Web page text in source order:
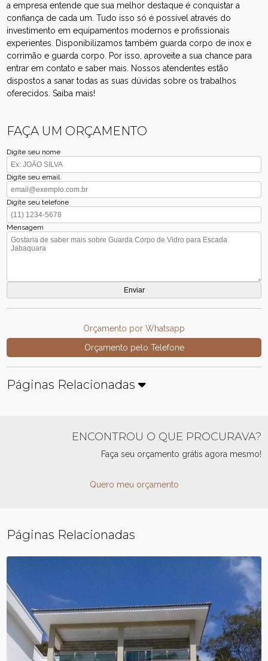
a empresa entende que sua melhor destaque é conquistar a
confiança de cada um. Tudo isso só é possível através do
investimento em equipamentos modernos e profissionais
experientes. Disponibilizamos também guarda corpo de inox e
corrimão e guarda corpo. Por isso, aproveite a sua chance para
entrar em contato e saber mais. Nossos atendentes estão
dispostos a sanar todas as suas dúvidas sobre os trabalhos
oferecidos. Saiba mais!
FAÇA UM ORÇAMENTO
Digite seu nome
Digite seu email
Digite seu telefone
Mensagem
Orçamento por Whatsapp
Orçamento pelo Telefone
Páginas Relacionadas
ENCONTROU O QUE PROCURAVA?
Faça seu orçamento grátis agora mesmo!
Quero meu orçamento
Páginas Relacionadas